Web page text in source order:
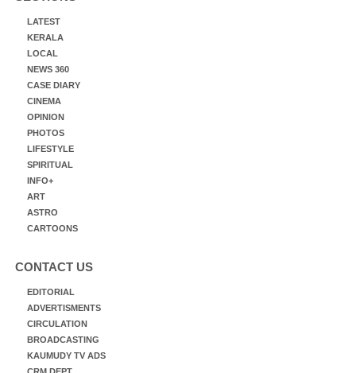
LATEST
KERALA
LOCAL
NEWS 360
CASE DIARY
CINEMA
OPINION
PHOTOS
LIFESTYLE
SPIRITUAL
INFO+
ART
ASTRO
CARTOONS
CONTACT US
EDITORIAL
ADVERTISMENTS
CIRCULATION
BROADCASTING
KAUMUDY TV ADS